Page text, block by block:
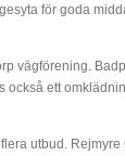
för goda
vägförening.
ett
utbud.